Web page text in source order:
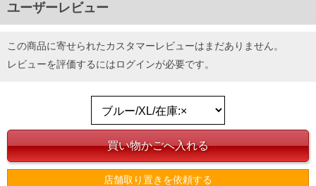
ユーザーレビュー
この商品に寄せられたカスタマーレビューはまだありません。
レビューを評価するにはログインが必要です。
店舗取り置きを依頼する